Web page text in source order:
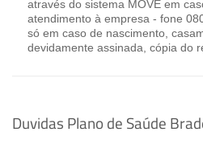
através do sistema MOVE em
atendimento à empresa - fone
só em caso de nascimento,
devidamente assinada, cópia do
Duvidas Plano de Saúde